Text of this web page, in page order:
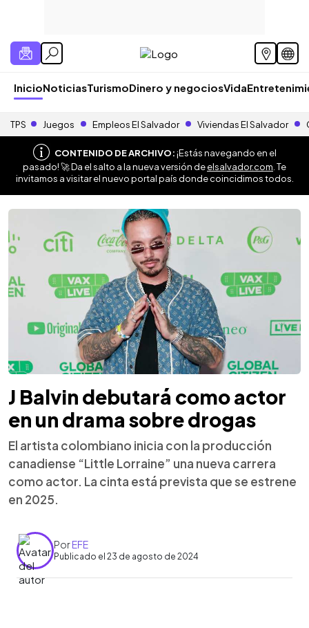
InicioNoticiasTurismoDinero y negociosVida
TPS Juegos Empleos El Salvador Viviendas El Salvador
CONTENIDO DE ARCHIVO:¡Estás navegando en el
pasado! 🚀 Da el salto a la nueva versión deelsalvador.com . Te
invitamos a visitar el nuevo portal país donde coincidimos todos.
J Balvin debutará como actor
en un drama sobre drogas
El artista colombiano inicia con la producción
canadiense “Little Lorraine” una nueva carrera
como actor. La cinta está prevista que se estrene
en 2025.
PorEFE
Publicado el 23 de agosto de 2024